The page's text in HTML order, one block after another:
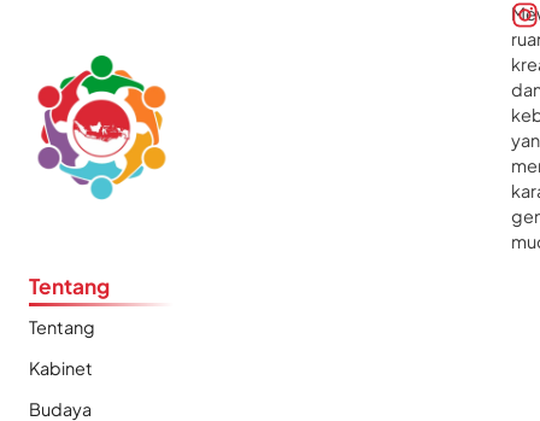
Tentang
Tentang
Kabinet
Budaya